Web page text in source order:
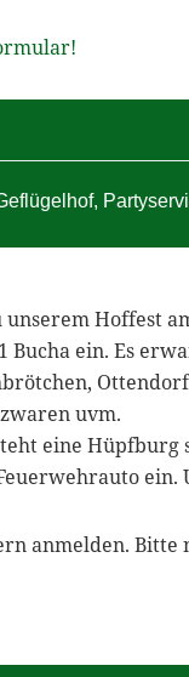
,
Hoffest
Bucha ein. Es
uvm.
eine
anmelden. Bitte